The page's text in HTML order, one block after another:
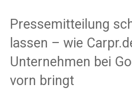
Pressemitteilung
lassen – wie
Unternehmen bei
vorn bringt